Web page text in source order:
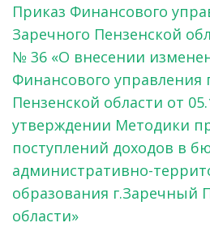
Приказ Финансового
Заречного Пензенской
№ 36 «О внесении
Финансового управления
Пензенской области от
утверждении Методики
поступлений доходов в
административно-
образования г.Заречный
области»